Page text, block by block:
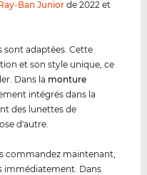
Ban Junior de 2022 et
sont adaptées. Cette
et son style unique, ce
Dans la monture
intégrés dans la
des lunettes de
d'autre.
commandez maintenant,
immédiatement. Dans